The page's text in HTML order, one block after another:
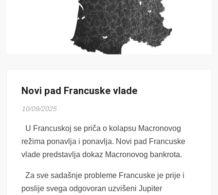
Novi pad Francuske vlade
10/09/2025
U Francuskoj se priča o kolapsu Macronovog
režima ponavlja i ponavlja. Novi pad Francuske
vlade predstavlja dokaz Macronovog bankrota.
Za sve sadašnje probleme Francuske je prije i
poslije svega odgovoran uzvišeni Jupiter